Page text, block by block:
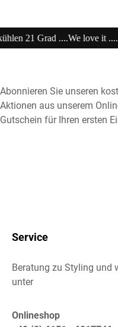
Abonnieren Sie unseren
Aktionen aus unserem
Gutschein für Ihren ersten
Service
Beratung zu Styling und
unter
Onlineshop